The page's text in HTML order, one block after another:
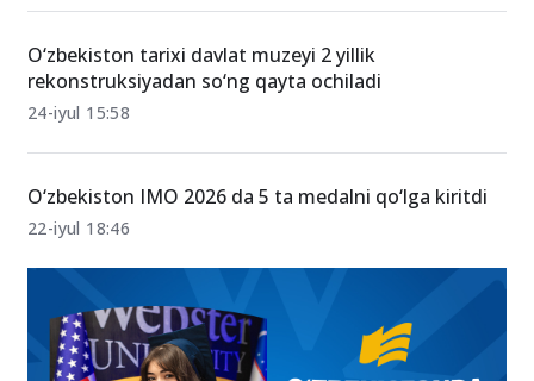
O‘zbekiston tarixi davlat muzeyi 2 yillik
rekonstruksiyadan so‘ng qayta ochiladi
24-iyul 15:58
O‘zbekiston IMO 2026 da 5 ta medalni qo‘lga kiritdi
22-iyul 18:46